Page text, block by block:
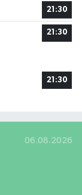
21:30
21:30
21:30
06.08.2026